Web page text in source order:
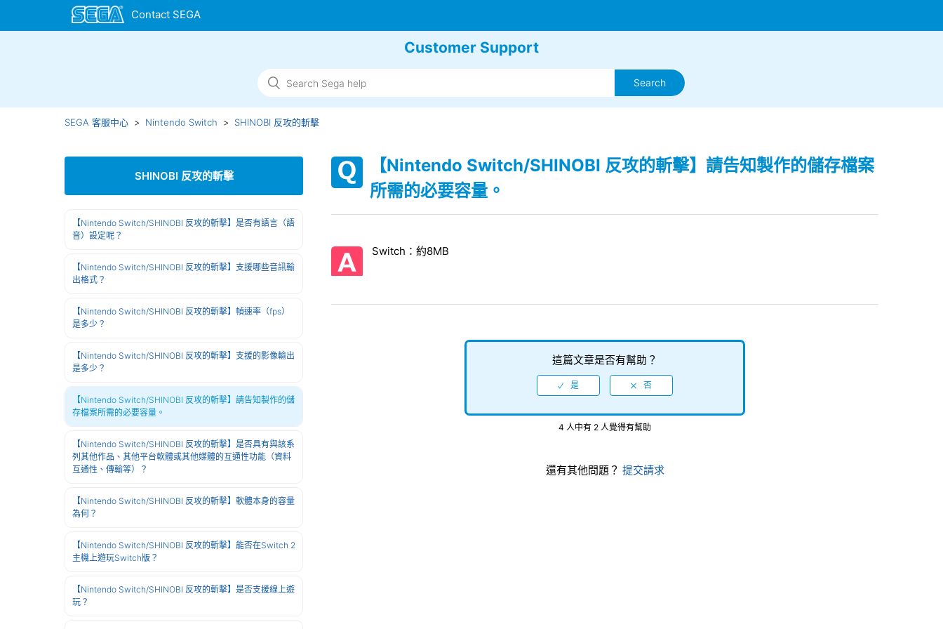
Customer Support
SEGA 客服中心 Nintendo Switch SHINOBI 反攻的斬擊
SHINOBI 反攻的斬擊
【Nintendo Switch/SHINOBI 反攻的斬擊】是否有語言（語
音）設定呢？
【Nintendo Switch/SHINOBI 反攻的斬擊】支援哪些音訊輸
出格式？
【Nintendo Switch/SHINOBI 反攻的斬擊】幀速率（fps）
是多少？
【Nintendo Switch/SHINOBI 反攻的斬擊】支援的影像輸出
是多少？
【Nintendo Switch/SHINOBI 反攻的斬擊】請告知製作的儲
存檔案所需的必要容量。
【Nintendo Switch/SHINOBI 反攻的斬擊】是否具有與該系
列其他作品、其他平台軟體或其他媒體的互通性功能（資料
互通性、傳輸等）？
【Nintendo Switch/SHINOBI 反攻的斬擊】軟體本身的容量
為何？
【Nintendo Switch/SHINOBI 反攻的斬擊】能否在Switch 2
主機上遊玩Switch版？
【Nintendo Switch/SHINOBI 反攻的斬擊】是否支援線上遊
玩？
【Nintendo Switch/SHINOBI 反攻的斬擊】請告知製作的儲存檔案
所需的必要容量。
Switch：約8MB
這篇文章是否有幫助？
4 人中有 2 人覺得有幫助
還有其他問題？ 提交請求